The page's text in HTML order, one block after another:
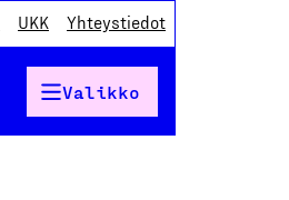
UKK Yhteystiedot
Valikko